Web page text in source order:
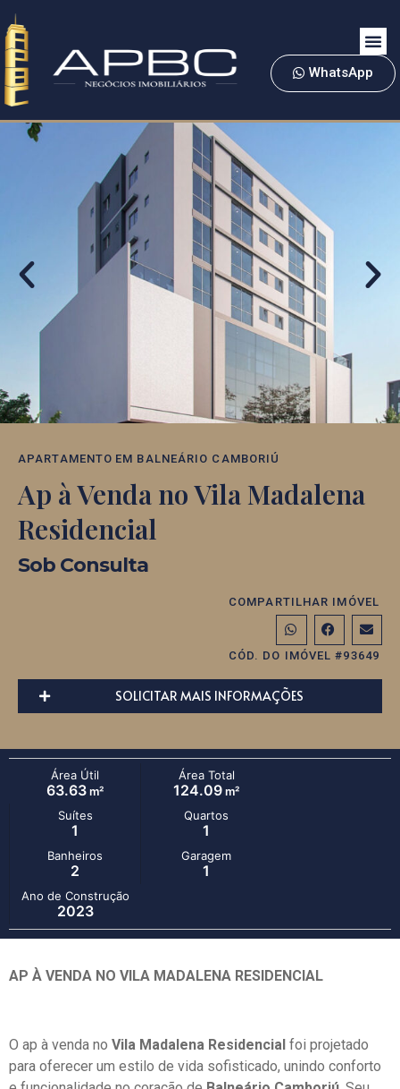
WhatsApp
APARTAMENTO EM BALNEÁRIO CAMBORIÚ
Ap à Venda no Vila Madalena
Residencial
Sob Consulta
COMPARTILHAR IMÓVEL
CÓD. DO IMÓVEL #93649
SOLICITAR MAIS INFORMAÇÕES
Área Útil
63.63m²
Área Total
124.09 m²
Suítes
1
Quartos
1
Banheiros
2
Garagem
1
Ano de Construção
2023
AP À VENDA NO VILA MADALENA RESIDENCIAL
O ap à venda no Vila Madalena Residencial foi projetado
para oferecer um estilo de vida sofisticado, unindo conforto